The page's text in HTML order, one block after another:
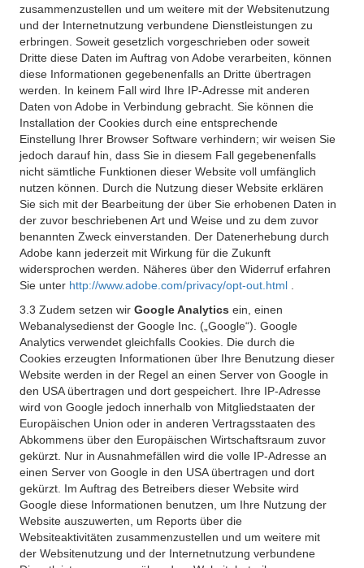
zusammenzustellen und um weitere mit der Websitenutzung
und der Internetnutzung verbundene Dienstleistungen zu
erbringen. Soweit gesetzlich vorgeschrieben oder soweit
Dritte diese Daten im Auftrag von Adobe verarbeiten, können
diese Informationen gegebenenfalls an Dritte übertragen
werden. In keinem Fall wird Ihre IP-Adresse mit anderen
Daten von Adobe in Verbindung gebracht. Sie können die
Installation der Cookies durch eine entsprechende
Einstellung Ihrer Browser Software verhindern; wir weisen Sie
jedoch darauf hin, dass Sie in diesem Fall gegebenenfalls
nicht sämtliche Funktionen dieser Website voll umfänglich
nutzen können. Durch die Nutzung dieser Website erklären
Sie sich mit der Bearbeitung der über Sie erhobenen Daten in
der zuvor beschriebenen Art und Weise und zu dem zuvor
benannten Zweck einverstanden. Der Datenerhebung durch
Adobe kann jederzeit mit Wirkung für die Zukunft
widersprochen werden. Näheres über den Widerruf erfahren
Sie unter http://www.adobe.com/privacy/opt-out.html
3.3 Zudem setzen wir Google Analytics ein, einen
Webanalysedienst der Google Inc. („Google“). Google
Analytics verwendet gleichfalls Cookies. Die durch die
Cookies erzeugten Informationen über Ihre Benutzung dieser
Website werden in der Regel an einen Server von Google in
den USA übertragen und dort gespeichert. Ihre IP-Adresse
wird von Google jedoch innerhalb von Mitgliedstaaten der
Europäischen Union oder in anderen Vertragsstaaten des
Abkommens über den Europäischen Wirtschaftsraum zuvor
gekürzt. Nur in Ausnahmefällen wird die volle IP-Adresse an
einen Server von Google in den USA übertragen und dort
gekürzt. Im Auftrag des Betreibers dieser Website wird
Google diese Informationen benutzen, um Ihre Nutzung der
Website auszuwerten, um Reports über die
Websiteaktivitäten zusammenzustellen und um weitere mit
der Websitenutzung und der Internetnutzung verbundene